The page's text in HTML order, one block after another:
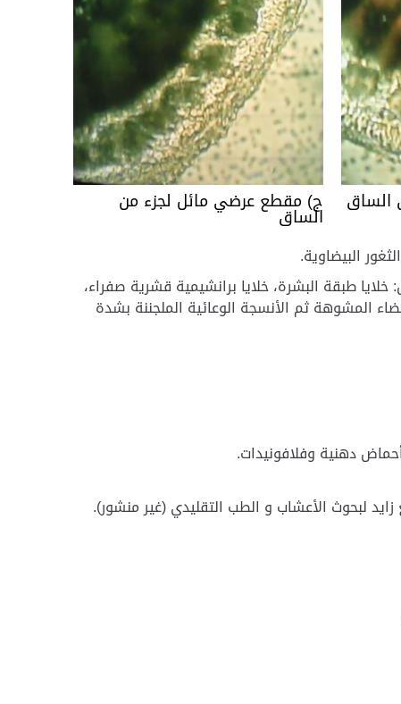
ج) مقطع عرضي مائل لجزء من
الساق
البيضاوية.
طبقة البشرة، خلايا برانشيمية قشرية صفراء،
المشوهة ثم الأنسجة الوعائية الملجننة بشدة
دهنية وفلافونيدات.
زايد لبحوث الأعشاب و الطب التقليدي (غير منشور).